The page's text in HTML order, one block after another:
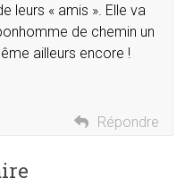
leurs « amis ». Elle va
de chemin un
ailleurs encore !
Répondre